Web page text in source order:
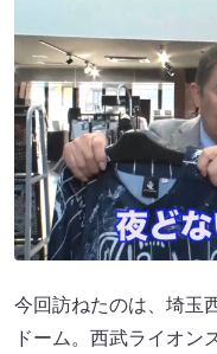
今回訪ねたのは、埼玉
ドーム。西武ライオン